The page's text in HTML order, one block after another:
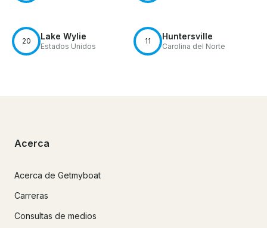
20 Lake Wylie
Estados Unidos
11 Huntersville
Carolina del Norte
Acerca
Acerca de Getmyboat
Carreras
Consultas de medios